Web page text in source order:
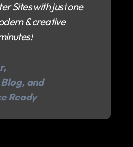
Sites with just one
& creative
and
Ready